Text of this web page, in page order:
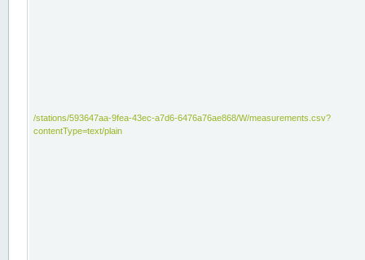
/stations/593647aa-9fea-43ec-a7d6-6476a76ae868/W/measurements.csv?
contentType=text/plain